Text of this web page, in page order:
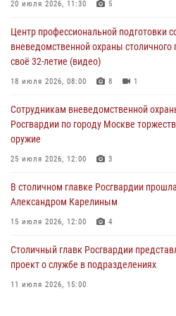
04 августа 2026, 14:00
В Москве росгвардейцы задержали
на охранника торгового центра (видео)
04 августа 2026, 08:00
находящегося в федеральном розыске
03 августа 2026, 12:00
Московские росгвардейцы пришли на
20 июля 2026, 11:30 5
Центр профессиональной подготовки
вневедомственной охраны столичного
своё 32-летие (видео)
18 июля 2026, 08:00 8 1
Сотрудникам вневедомственной
Росгвардии по городу Москве
оружие
25 июля 2026, 12:00 3
В столичном главке Росгвардии
Александром Карелиным
15 июля 2026, 12:00 4
Столичный главк Росгвардии
проект о службе в подразделениях
11 июля 2026, 15:00